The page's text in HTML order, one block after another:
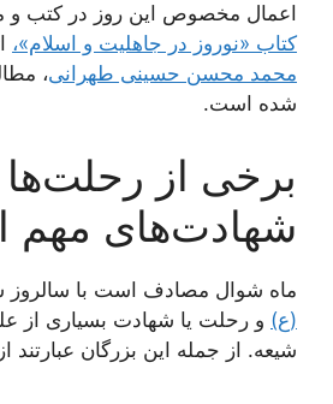
اعمال مخصوص این روز در کتب و
کتاب «نوروز در جاهلیت و اسلام»،
محمد محسن حسینی طهرانی،
شده است.
برخی از رحلت‌ها
شهادت‌های مهم
ماه شوال مصادف است با سالروز
(ع) و رحلت یا شهادت بسیاری از
شیعه. از جمله این بزرگان عبارتند